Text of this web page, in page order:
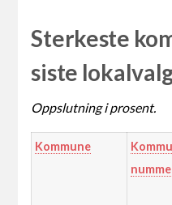
Sterkeste
siste
Oppslutning i prosent.
Kommune